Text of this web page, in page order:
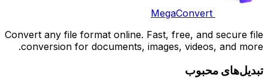
MegaConvert
Convert any file format online. Fast, free, and secure file
conversion for documents, images, videos, and more.
تبدیل‌های محبوب